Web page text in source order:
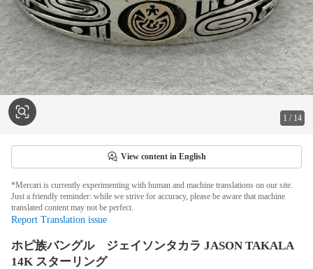
1 / 14
View content in English
*Mercari is currently experimenting with human and machine translations on our site.
Just a friendly reminder: while we strive for accuracy, please be aware that machine
translated content may not be perfect.
Report Translation issue
ホピ族バングル ジェイソンタカラ JASON TAKALA
14K スターリング